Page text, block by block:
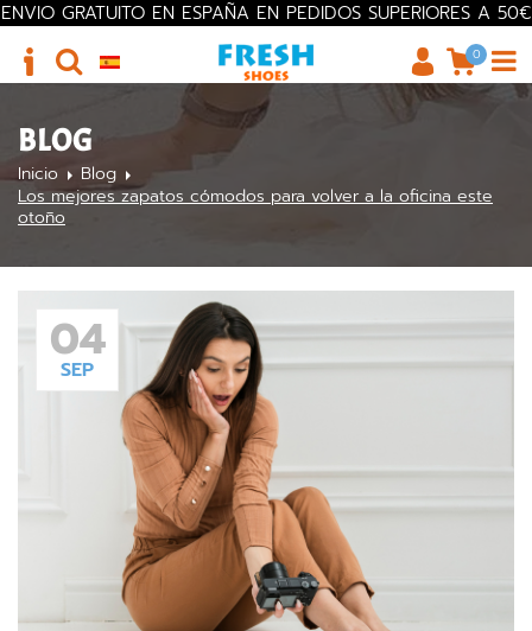
ENVIO GRATUITO EN ESPAÑA EN PEDIDOS SUPERIORES A 50€
0
BLOG
Inicio
Blog
Los mejores zapatos cómodos para volver a la oficina este
otoño
04
SEP